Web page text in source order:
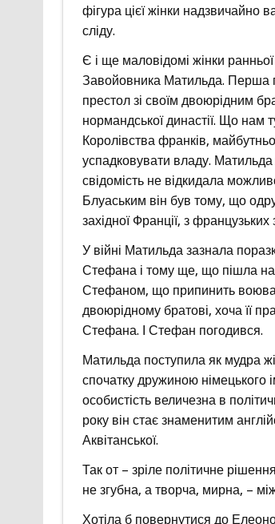
фігура цієї жінки надзвичайно
сліду.
Є і ще маловідомі жінки
Завойовника Матильда. Перша
престол зі своїм двоюрідним
нормандської династії. Що нам
Королівства франків,
успадковувати владу. Матильда
свідомість не відкидала
Блуаським він був тому, що
західної Франції, з
У війні Матильда зазнала
Стефана і тому ще, що пішла
Стефаном, що припинить
двоюрідному братові, хоча її
Стефана. І Стефан погодився.
Матильда поступила як мудра
спочатку дружиною німецького
особистість величезна в
року він стає знаменитим
Аквітанської.
Так от – зріле політичне
не згубна, а творча, мирна, –
Хотіла б повернутися до